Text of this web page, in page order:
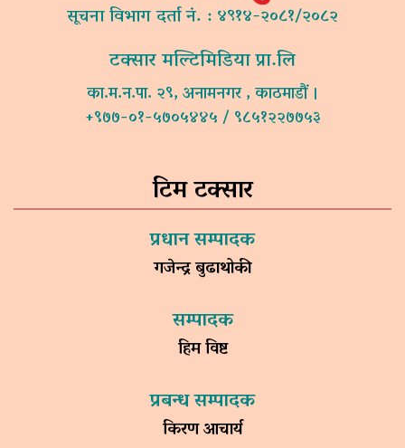
सूचना विभाग दर्ता नं. : ४९१४-२०८१/२०८२
टक्सार मल्टिमिडिया प्रा.लि
का.म.न.पा. २९, अनामनगर , काठमाडौं ।
+९७७-०१-५७०५४४५ / ९८५१२२७७५३
टिम टक्सार
प्रधान सम्पादक
गजेन्द्र बुढाथोकी
सम्पादक
हिम विष्ट
प्रबन्ध सम्पादक
किरण आचार्य